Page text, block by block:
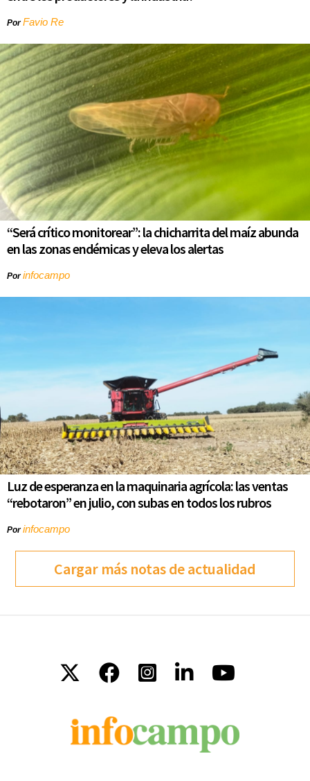
PorFavio Re
“Será crítico monitorear”: la chicharrita del maíz abunda
en las zonas endémicas y eleva los alertas
Porinfocampo
Luz de esperanza en la maquinaria agrícola: las ventas
“rebotaron” en julio, con subas en todos los rubros
Porinfocampo
Cargar más notas de actualidad